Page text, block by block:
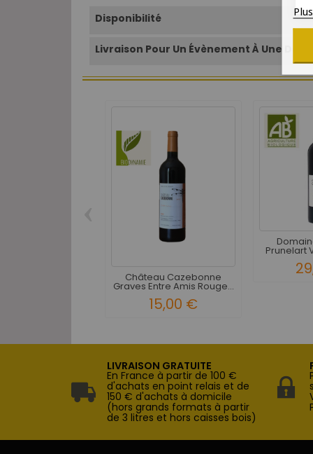
Disponibilité
Livraison Pour Un Évènement À Une Date
Château Cazebonne
Graves Entre Amis Rouge...
15,00 €
Prunelart
LIVRAISON GRATUITE
En France à partir de 100 €
d'achats en point relais et de
150 € d'achats à domicile
(hors grands formats à partir
de 3 litres et hors caisses bois)